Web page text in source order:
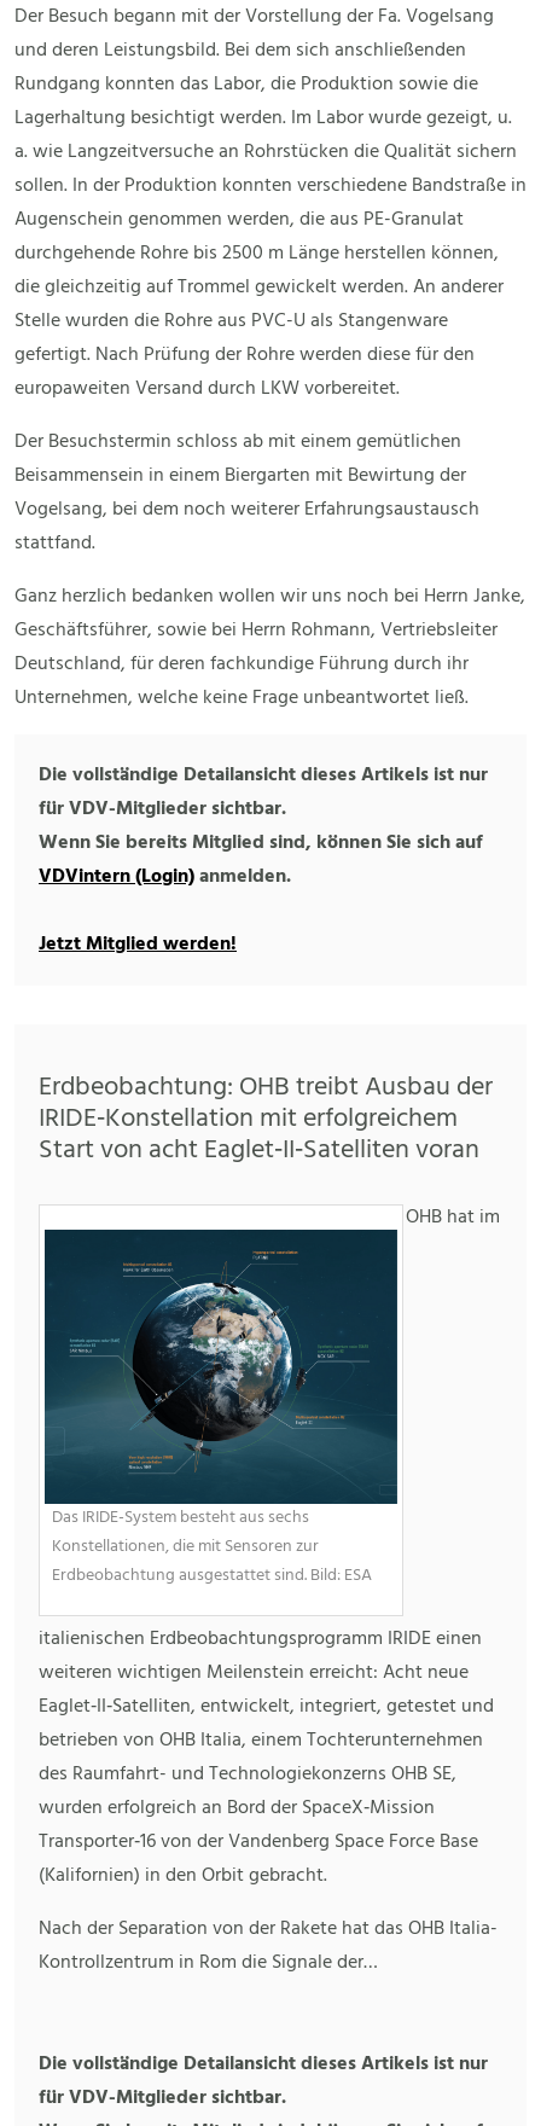
Der Besuch begann mit der Vorstellung der Fa. Vogelsang
und deren Leistungsbild. Bei dem sich anschließenden
Rundgang konnten das Labor, die Produktion sowie die
Lagerhaltung besichtigt werden. Im Labor wurde gezeigt, u.
a. wie Langzeitversuche an Rohrstücken die Qualität sichern
sollen. In der Produktion konnten verschiedene Bandstraße in
Augenschein genommen werden, die aus PE-Granulat
durchgehende Rohre bis 2500 m Länge herstellen können,
die gleichzeitig auf Trommel gewickelt werden. An anderer
Stelle wurden die Rohre aus PVC-U als Stangenware
gefertigt. Nach Prüfung der Rohre werden diese für den
europaweiten Versand durch LKW vorbereitet.
Der Besuchstermin schloss ab mit einem gemütlichen
Beisammensein in einem Biergarten mit Bewirtung der
Vogelsang, bei dem noch weiterer Erfahrungsaustausch
stattfand.
Ganz herzlich bedanken wollen wir uns noch bei Herrn Janke,
Geschäftsführer, sowie bei Herrn Rohmann, Vertriebsleiter
Deutschland, für deren fachkundige Führung durch ihr
Unternehmen, welche keine Frage unbeantwortet ließ.
Die vollständige Detailansicht dieses Artikels ist nur
für VDV-Mitglieder sichtbar.
Wenn Sie bereits Mitglied sind, können Sie sich auf
VDVintern (Login)anmelden.
Jetzt Mitglied werden!
Erdbeobachtung: OHB treibt Ausbau der
IRIDE‑Konstellation mit erfolgreichem
Start von acht Eaglet‑II‑Satelliten voran
Das IRIDE-System besteht aus sechs
Konstellationen, die mit Sensoren zur
Erdbeobachtung ausgestattet sind. Bild: ESA
OHB hat im
italienischen Erdbeobachtungsprogramm IRIDE einen
weiteren wichtigen Meilenstein erreicht: Acht neue
Eaglet‑II‑Satelliten, entwickelt, integriert, getestet und
betrieben von OHB Italia, einem Tochterunternehmen
des Raumfahrt- und Technologiekonzerns OHB SE,
wurden erfolgreich an Bord der SpaceX‑Mission
Transporter‑16 von der Vandenberg Space Force Base
(Kalifornien) in den Orbit gebracht.
Nach der Separation von der Rakete hat das OHB Italia-
Kontrollzentrum in Rom die Signale der…
Die vollständige Detailansicht dieses Artikels ist nur
für VDV-Mitglieder sichtbar.